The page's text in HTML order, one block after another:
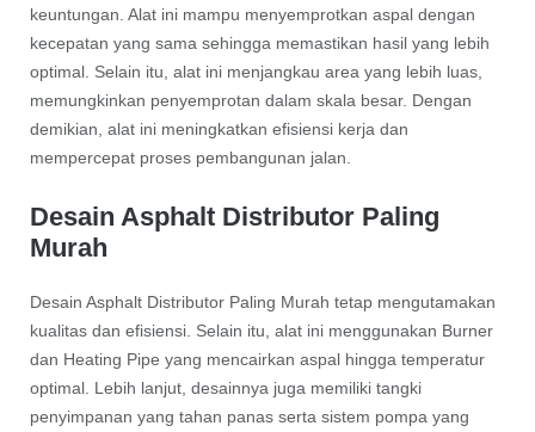
keuntungan. Alat ini mampu menyemprotkan aspal dengan
kecepatan yang sama sehingga memastikan hasil yang lebih
optimal. Selain itu, alat ini menjangkau area yang lebih luas,
memungkinkan penyemprotan dalam skala besar. Dengan
demikian, alat ini meningkatkan efisiensi kerja dan
mempercepat proses pembangunan jalan.
Desain Asphalt Distributor Paling
Murah
Desain Asphalt Distributor Paling Murah tetap mengutamakan
kualitas dan efisiensi. Selain itu, alat ini menggunakan Burner
dan Heating Pipe yang mencairkan aspal hingga temperatur
optimal. Lebih lanjut, desainnya juga memiliki tangki
penyimpanan yang tahan panas serta sistem pompa yang